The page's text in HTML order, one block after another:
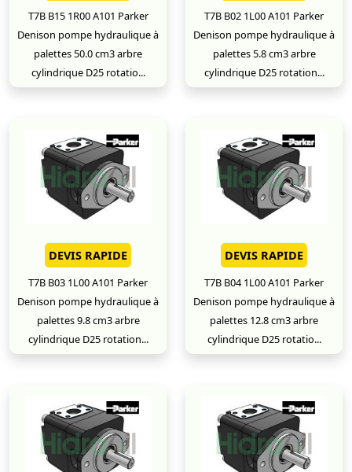
T7B B15 1R00 A101 Parker
Denison pompe hydraulique à
palettes 50.0 cm3 arbre
cylindrique D25 rotatio...
T7B B02 1L00 A101 Parker
Denison pompe hydraulique à
palettes 5.8 cm3 arbre
cylindrique D25 rotation...
DEVIS RAPIDE
T7B B03 1L00 A101 Parker
Denison pompe hydraulique à
palettes 9.8 cm3 arbre
cylindrique D25 rotation...
DEVIS RAPIDE
T7B B04 1L00 A101 Parker
Denison pompe hydraulique à
palettes 12.8 cm3 arbre
cylindrique D25 rotatio...